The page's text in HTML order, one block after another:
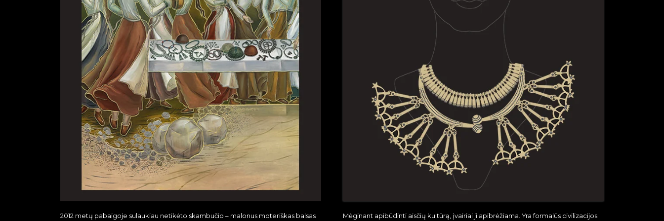
2012 metų pabaigoje sulaukiau netikėto skambučio – malonus moteriškas balsas Mėginant apibūdinti aisčių kultūrą, įvairiai ji apibrėžiama. Yra formalūs civilizacijos